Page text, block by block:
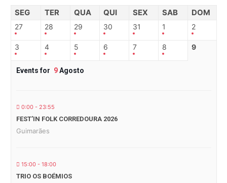
SEG TER QUA QUI SEX SAB DOM
27 28 29 30 31 1 2
3 4 5 6 7 8 9
Events for 9Agosto
0:00 - 23:55
FEST’IN FOLK CORREDOURA 2026
Guimarães
15:00 - 18:00
TRIO OS BOÉMIOS